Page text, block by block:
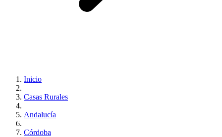
Inicio
Casas Rurales
Andalucía
Córdoba